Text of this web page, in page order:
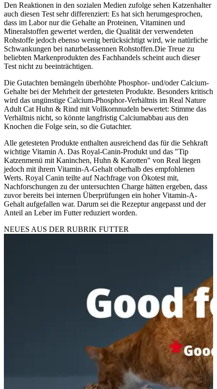
Den Reaktionen in den sozialen Medien zufolge sehen Katzenhalter
auch diesen Test sehr differenziert: Es hat sich herumgesprochen,
dass im Labor nur die Gehalte an Proteinen, Vitaminen und
Mineralstoffen gewertet werden, die Qualität der verwendeten
Rohstoffe jedoch ebenso wenig berücksichtigt wird, wie natürliche
Schwankungen bei naturbelassennen Rohstoffen.Die Treue zu
beliebten Markenprodukten des Fachhandels scheint auch dieser
Test nicht zu beeinträchtigen.
Die Gutachten bemängeln überhöhte Phosphor- und/oder Calcium-
Gehalte bei der Mehrheit der getesteten Produkte. Besonders kritisch
wird das ungünstige Calcium-Phosphor-Verhältnis im Real Nature
Adult Cat Huhn & Rind mit Vollkornnudeln bewertet: Stimme das
Verhältnis nicht, so könnte langfristig Calciumabbau aus den
Knochen die Folge sein, so die Gutachter.
Alle getesteten Produkte enthalten ausreichend das für die Sehkraft
wichtige Vitamin A. Das Royal-Canin-Produkt und das "Tip
Katzenmenü mit Kaninchen, Huhn & Karotten" von Real liegen
jedoch mit ihrem Vitamin-A-Gehalt oberhalb des empfohlenen
Werts. Royal Canin teilte auf Nachfrage von Ökotest mit,
Nachforschungen zu der untersuchten Charge hätten ergeben, dass
zuvor bereits bei internen Überprüfungen ein hoher Vitamin-A-
Gehalt aufgefallen war. Darum sei die Rezeptur angepasst und der
Anteil an Leber im Futter reduziert worden.
NEUES AUS DER RUBRIK FUTTER